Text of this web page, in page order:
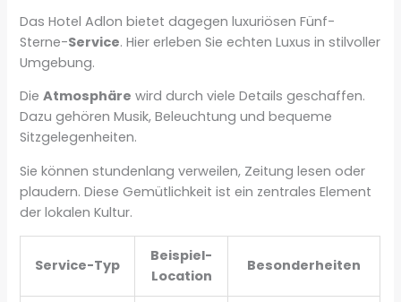
Das Hotel Adlon bietet dagegen luxuriösen Fünf-
Sterne-Service. Hier erleben Sie echten Luxus in stilvoller
Umgebung.
DieAtmosphäre wird durch viele Details geschaffen.
Dazu gehören Musik, Beleuchtung und bequeme
Sitzgelegenheiten.
Sie können stundenlang verweilen, Zeitung lesen oder
plaudern. Diese Gemütlichkeit ist ein zentrales Element
der lokalen Kultur.
Service-Typ
Beispiel-
Location
Besonderheiten